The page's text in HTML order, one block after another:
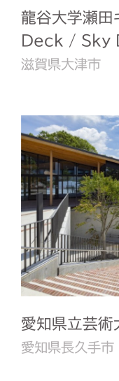
龍谷大学瀬
Deck / Sky
滋賀県大津市
愛知県立芸術
愛知県長久手市